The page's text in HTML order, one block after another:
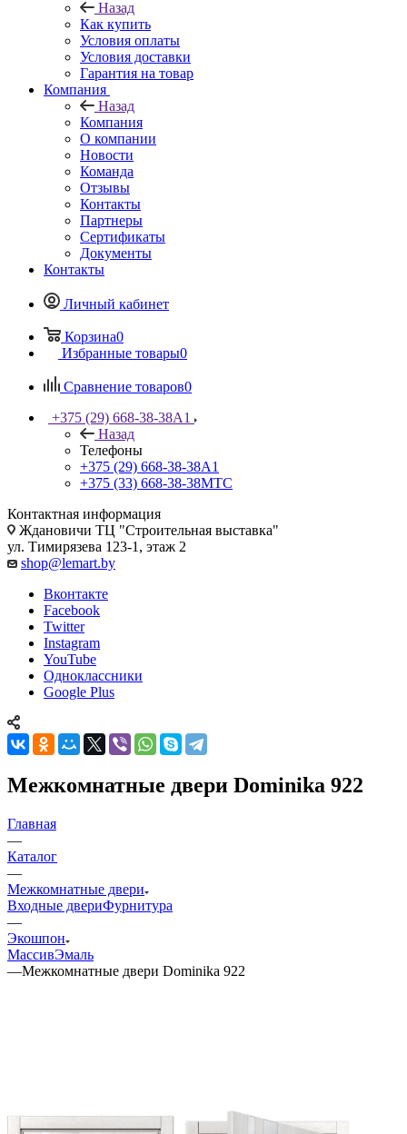
Назад
Как купить
Условия оплаты
Условия доставки
Гарантия на товар
Компания
Назад
Компания
О компании
Новости
Команда
Отзывы
Контакты
Партнеры
Сертификаты
Документы
Контакты
Личный кабинет
Корзина0
Избранные товары0
Сравнение товаров0
+375 (29) 668-38-38A1
Назад
Телефоны
+375 (29) 668-38-38A1
+375 (33) 668-38-38МТС
Контактная информация
Ждановичи ТЦ "Строительная выставка"
ул. Тимирязева 123-1, этаж 2
shop@lemart.by
Вконтакте
Facebook
Twitter
Instagram
YouTube
Одноклассники
Google Plus
Межкомнатные двери Dominika 922
Главная
—
Каталог
—
Межкомнатные двери
Входные двериФурнитура
—
Экошпон
МассивЭмаль
—Межкомнатные двери Dominika 922